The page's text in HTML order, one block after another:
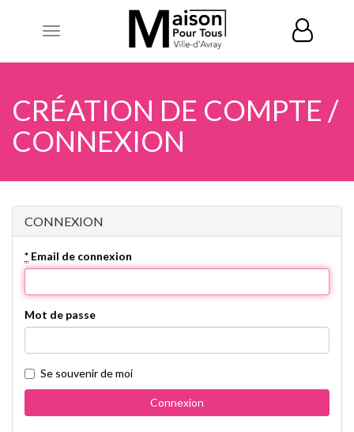
Toggle
CRÉATION DE COMPTE /
CONNEXION
CONNEXION
* Email de connexion
Mot de passe
Se souvenir de moi